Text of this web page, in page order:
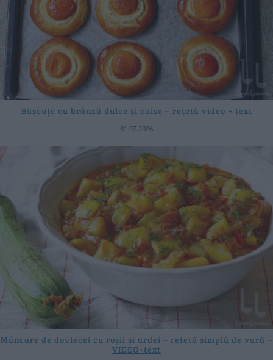
Băscuțe cu brânză dulce și caise – rețetă video + text
31.07.2026
Mâncare de dovlecei cu roșii și ardei – rețetă simplă de vară –
VIDEO+text